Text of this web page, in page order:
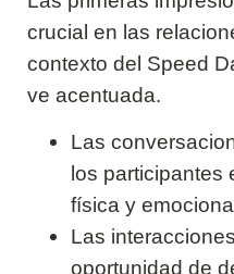
crucial en las
contexto del Speed
ve acentuada.
Las
los participantes
física y
Las
oportunidad de